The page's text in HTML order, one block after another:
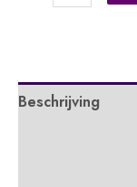
aantal
Beschrijving